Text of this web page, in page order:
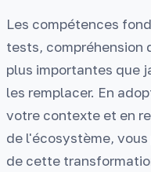
Les compétences
tests, compréhension
plus importantes que
les remplacer. En
votre contexte et en
de l'écosystème,
de cette